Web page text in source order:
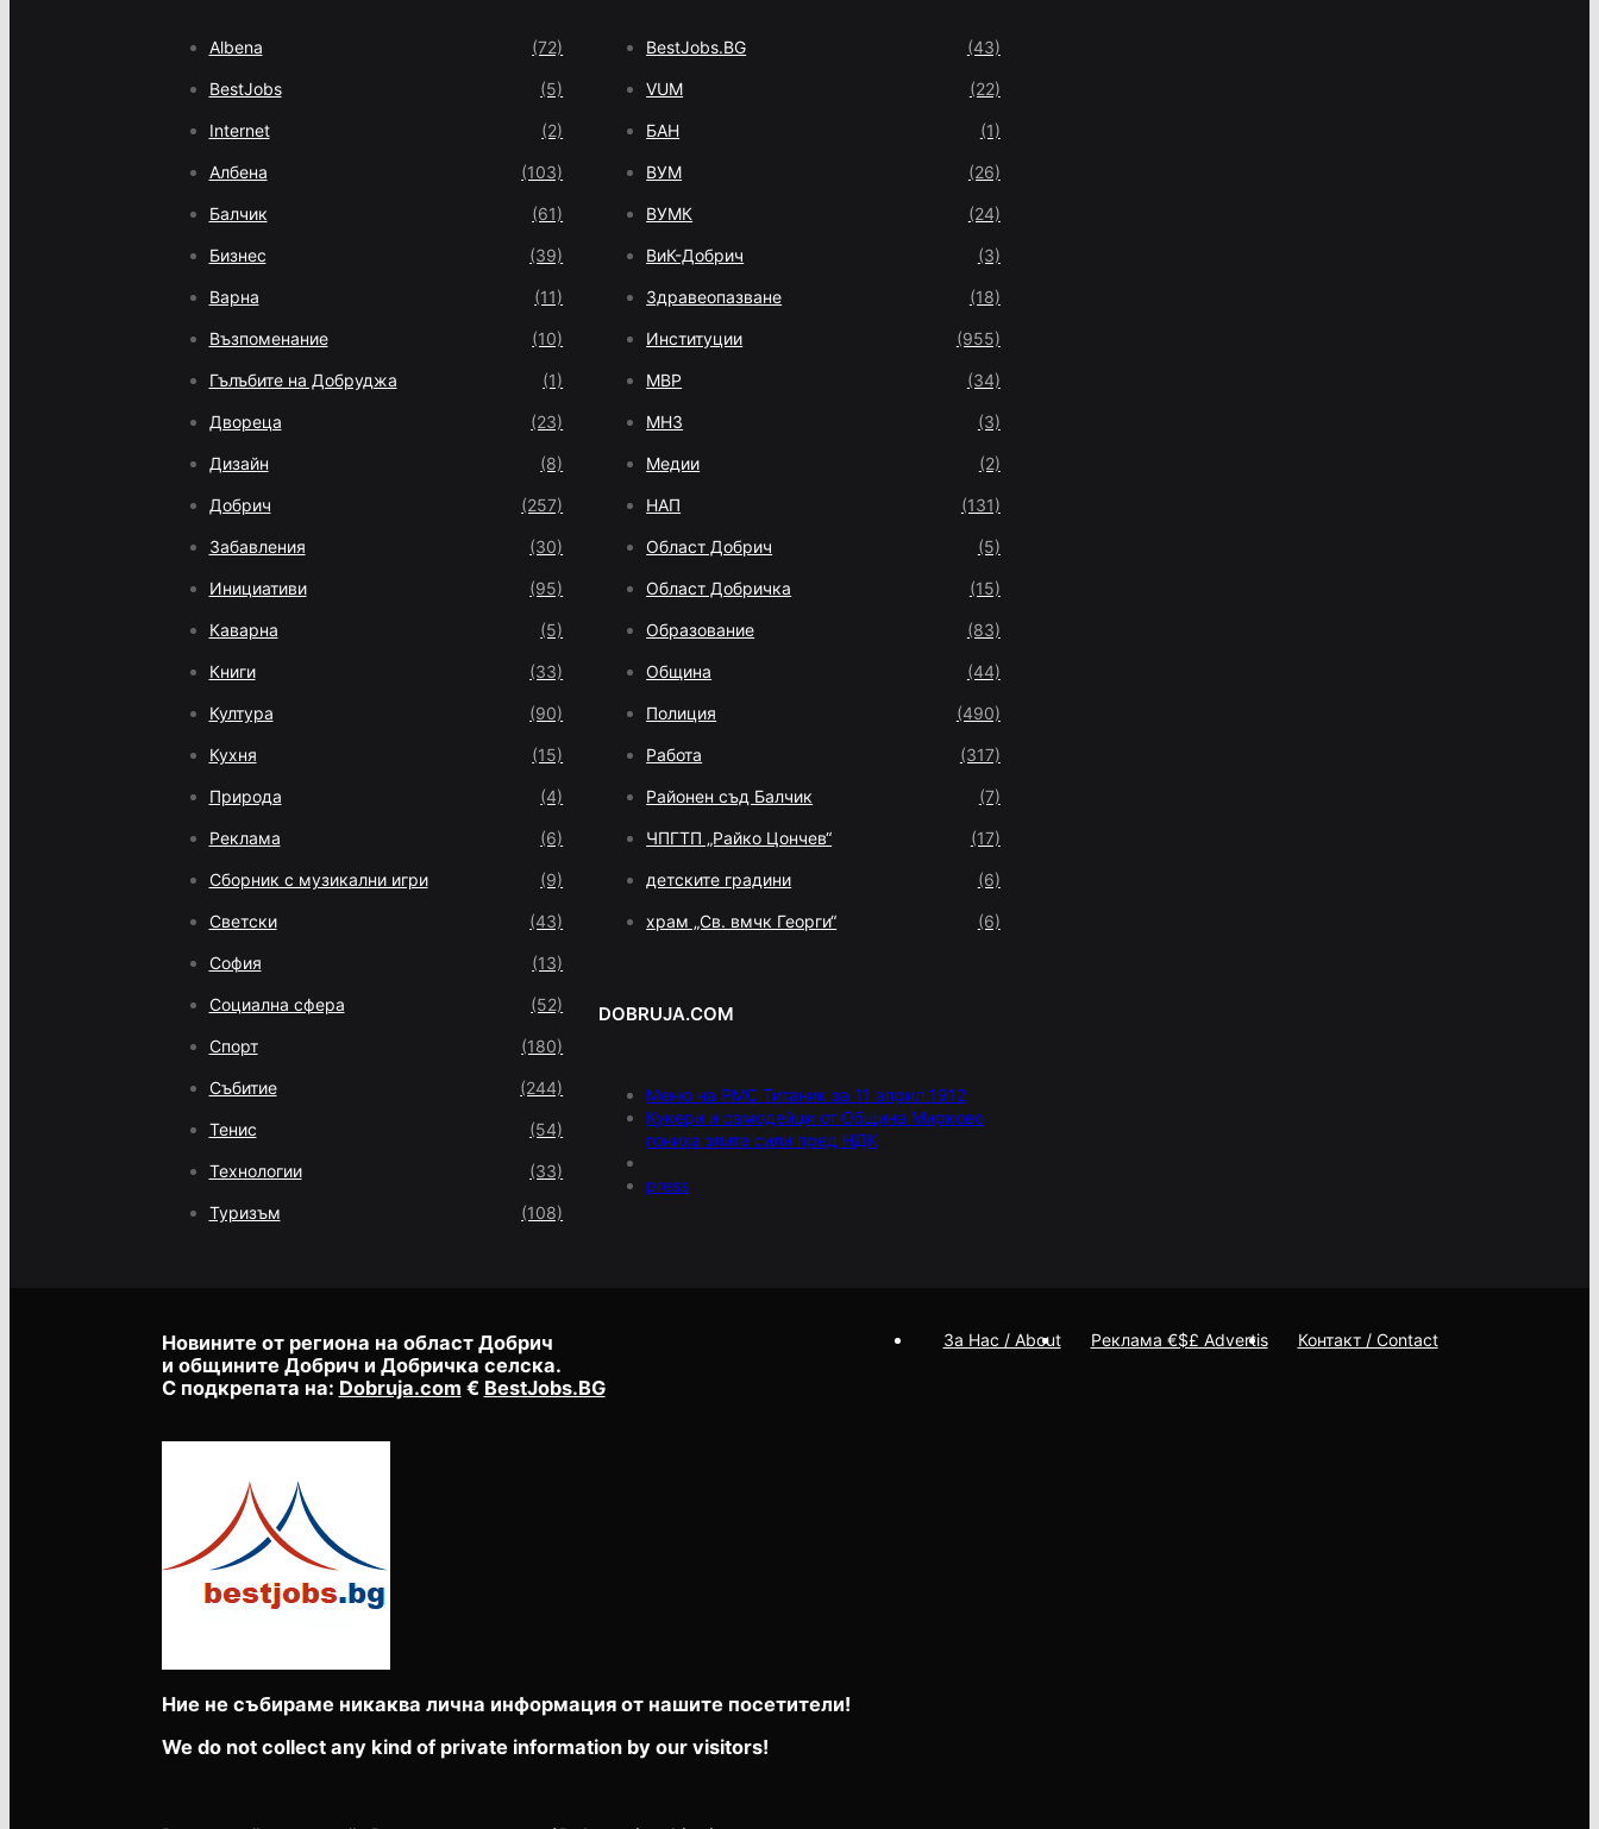
Albena (72)
BestJobs (5)
Internet (2)
Албена (103)
Балчик (61)
Бизнес (39)
Варна (11)
Възпоменание (10)
Гълъбите на Добруджа (1)
Двореца (23)
Дизайн (8)
Добрич (257)
Забавления (30)
Инициативи (95)
Каварна (5)
Книги (33)
Култура (90)
Кухня (15)
Природа (4)
Реклама (6)
Сборник с музикални игри (9)
Светски (43)
София (13)
Социална сфера (52)
Спорт (180)
Събитие (244)
Тенис (54)
Технологии (33)
Туризъм (108)
BestJobs.BG (43)
VUM (22)
БАН (1)
ВУМ (26)
ВУМК (24)
ВиК-Добрич (3)
Здравеопазване (18)
Институции (955)
МВР (34)
МНЗ (3)
Медии (2)
НАП (131)
Област Добрич (5)
Област Добричка (15)
Образование (83)
Община (44)
Полиция (490)
Работа (317)
Районен съд Балчик (7)
ЧПГТП „Райко Цончев“ (17)
детските градини (6)
храм „Св. вмчк Георги“ (6)
DOBRUJA.COM
Меню на РМС Титаник за 11 април 1912
Кукери и самодейци от Община Мирково
гониха злите сили пред НДК
press
Новините от региона на област Добрич
и общините Добрич и Добричка селска.
С подкрепата на: Dobruja.com € BestJobs.BG
Ние не събираме никаква лична информация от нашите посетители!
We do not collect any kind of private information by our visitors!
За Нас / About Реклама €$£ Advertis Контакт / Contact